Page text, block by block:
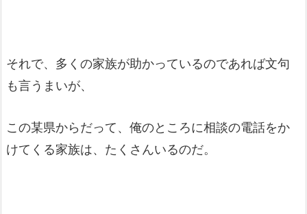
それで、多くの家族が助かっているのであれば文句
も言うまいが、
この某県からだって、俺のところに相談の電話をか
けてくる家族は、たくさんいるのだ。